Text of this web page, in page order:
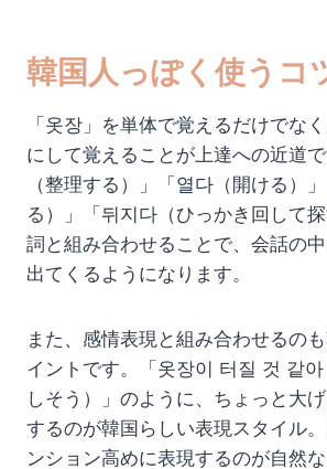
韓国人っぽく使うコ
「옷장」を単体で覚えるだけでな
にして覚えることが上達への近道
（整理する）」「열다（開ける）
る）」「뒤지다（ひっかき回して
詞と組み合わせることで、会話の
出てくるようになります。
また、感情表現と組み合わせるの
イントです。「옷장이 터질 것 같
しそう）」のように、ちょっと大
するのが韓国らしい表現スタイル
ンション高めに表現するのが自然な